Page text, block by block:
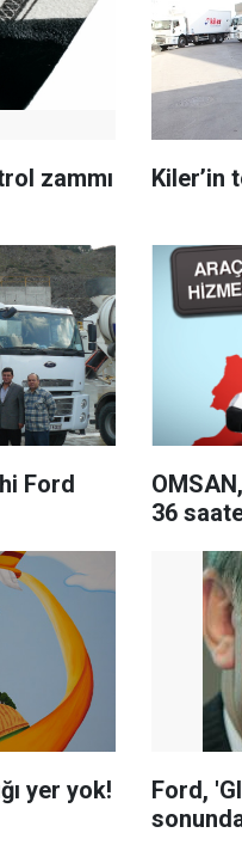
zammı Kiler’in
Ford
36
yer yok!
Ford,